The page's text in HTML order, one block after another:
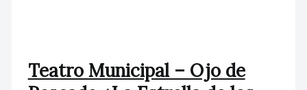
Teatro Municipal – Ojo de